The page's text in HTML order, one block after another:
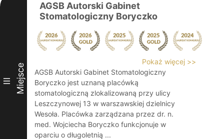
III Miejsce
AGSB Autorski Gabinet
Stomatologiczny Boryczko
Pokaż więcej >>
AGSB Autorski Gabinet Stomatologiczny
Boryczko jest uznaną placówką
stomatologiczną zlokalizowaną przy ulicy
Leszczynowej 13 w warszawskiej dzielnicy
Wesoła. Placówka zarządzana przez dr. n.
med. Wojciecha Boryczko funkcjonuje w
oparciu o długoletnią ...